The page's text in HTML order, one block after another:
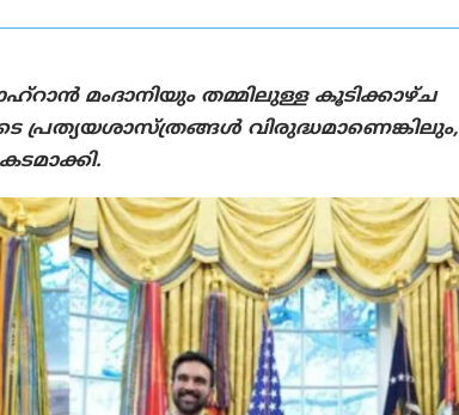
മംദാനിയും തമ്മിലുള്ള കൂടിക്കാഴ്ച
വിരുദ്ധമാണെങ്കിലും,